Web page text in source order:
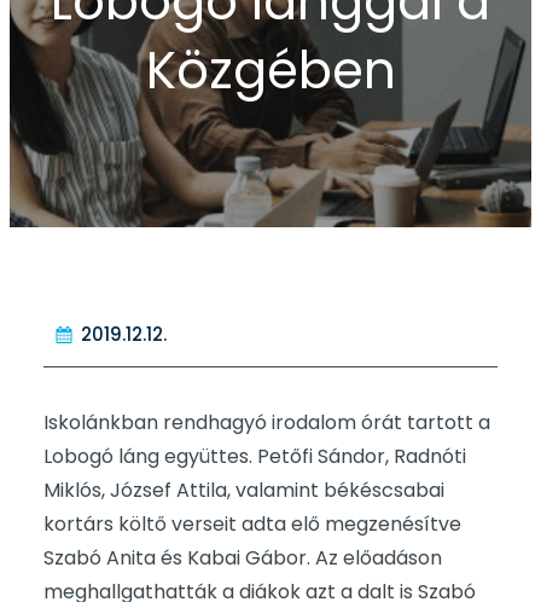
Közgében
2019.12.12.
Iskolánkban rendhagyó irodalom órát tartott a
Lobogó láng együttes. Petőfi Sándor, Radnóti
Miklós, József Attila, valamint békéscsabai
kortárs költő verseit adta elő megzenésítve
Szabó Anita és Kabai Gábor. Az előadáson
meghallgathatták a diákok azt a dalt is Szabó